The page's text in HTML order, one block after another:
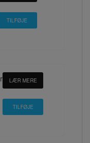
LÆR MERE